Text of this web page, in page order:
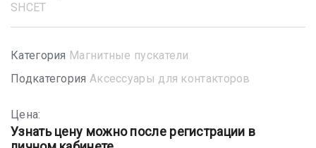
SHСET
Категория Магнитные пускатели
Подкатегория Аксессуары для контакторов
Цена:
Узнать цену можно после регистрации в